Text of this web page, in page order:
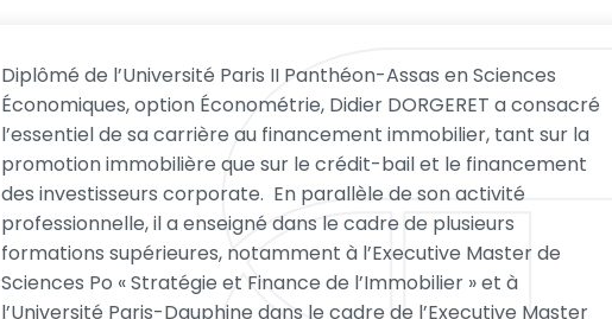
Diplômé de l’Université Paris II Panthéon-Assas en Sciences
Économiques, option Économétrie, Didier DORGERET a consacré
l’essentiel de sa carrière au financement immobilier, tant sur la
promotion immobilière que sur le crédit-bail et le financement
des investisseurs corporate. En parallèle de son activité
professionnelle, il a enseigné dans le cadre de plusieurs
formations supérieures, notamment à l’Executive Master de
Sciences Po « Stratégie et Finance de l’Immobilier » et à
l’Université Paris-Dauphine dans le cadre de l’Executive Master